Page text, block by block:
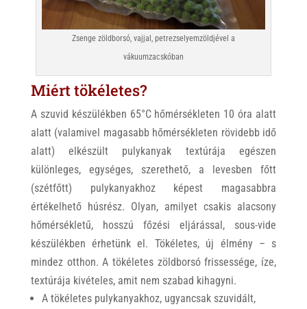
Zsenge zöldborsó, vajjal, petrezselyemzöldjével a
vákuumzacskóban
Miért tökéletes?
A szuvid készülékben 65°C hőmérsékleten 10 óra alatt
alatt (valamivel magasabb hőmérsékleten rövidebb idő
alatt) elkészült pulykanyak textúrája egészen
különleges, egységes, szerethető, a levesben főtt
(szétfőtt) pulykanyakhoz képest magasabbra
értékelhető húsrész. Olyan, amilyet csakis alacsony
hőmérsékletű, hosszú főzési eljárással, sous-vide
készülékben érhetünk el. Tökéletes, új élmény – s
mindez otthon. A tökéletes zöldborsó frissessége, íze,
textúrája kivételes, amit nem szabad kihagyni.
A tökéletes pulykanyakhoz, ugyancsak szuvidált,